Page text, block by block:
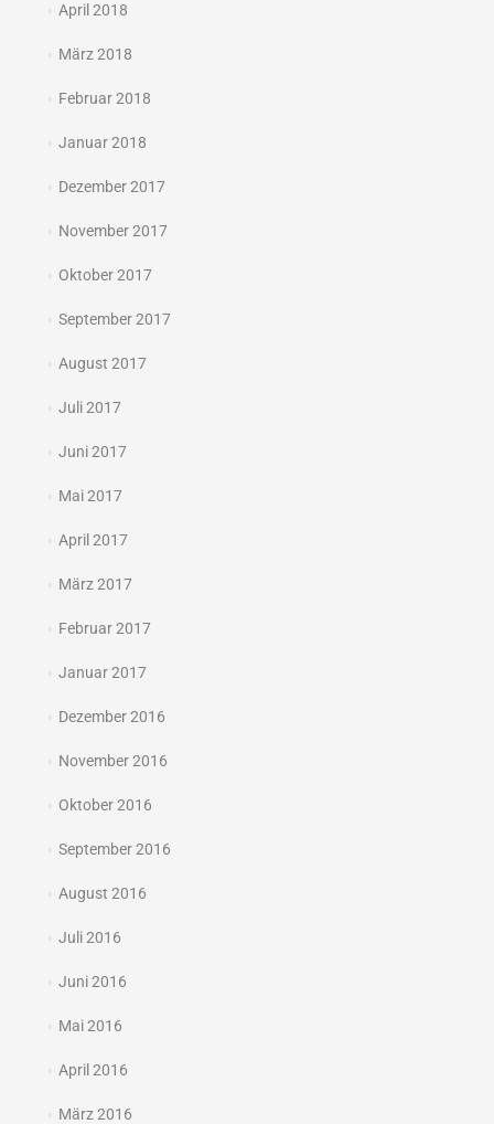
April 2018
März 2018
Februar 2018
Januar 2018
Dezember 2017
November 2017
Oktober 2017
September 2017
August 2017
Juli 2017
Juni 2017
Mai 2017
April 2017
März 2017
Februar 2017
Januar 2017
Dezember 2016
November 2016
Oktober 2016
September 2016
August 2016
Juli 2016
Juni 2016
Mai 2016
April 2016
März 2016